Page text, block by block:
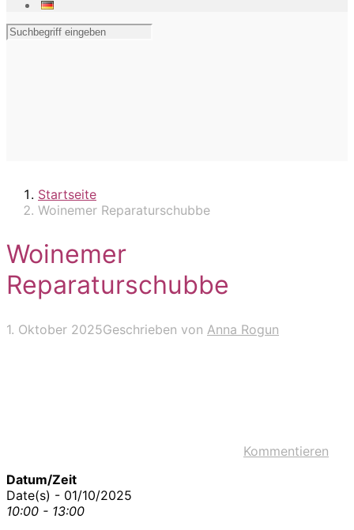
Startseite
Woinemer Reparaturschubbe
Woinemer
Reparaturschubbe
1. Oktober 2025Geschrieben von Anna Rogun
Kommentieren
Datum/Zeit
Date(s) - 01/10/2025
10:00 - 13:00